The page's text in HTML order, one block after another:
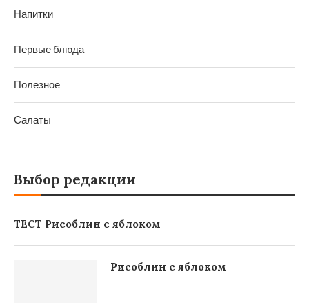
Напитки
Первые блюда
Полезное
Салаты
Выбор редакции
ТЕСТ Рисоблин с яблоком
Рисоблин с яблоком